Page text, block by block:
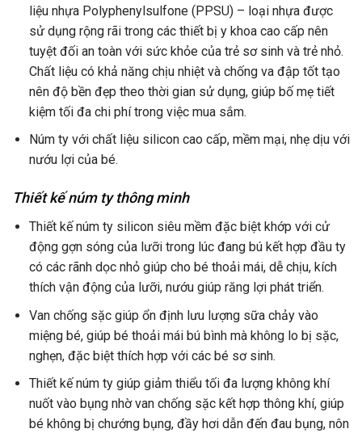
liệu nhựa Polyphenylsulfone (PPSU) – loại nhựa được
sử dụng rộng rãi trong các thiết bị y khoa cao cấp nên
tuyệt đối an toàn với sức khỏe của trẻ sơ sinh và trẻ nhỏ.
Chất liệu có khả năng chịu nhiệt và chống va đập tốt tạo
nên độ bền đẹp theo thời gian sử dụng, giúp bố mẹ tiết
kiệm tối đa chi phí trong việc mua sắm.
Núm ty với chất liệu silicon cao cấp, mềm mại, nhẹ dịu với
nướu lợi của bé.
Thiết kế núm ty thông minh
Thiết kế núm ty silicon siêu mềm đặc biệt khớp với cử
động gợn sóng của lưỡi trong lúc đang bú kết hợp đầu ty
có các rãnh dọc nhỏ giúp cho bé thoải mái, dễ chịu, kích
thích vận động của lưỡi, nướu giúp răng lợi phát triển.
Van chống sặc giúp ổn định lưu lượng sữa chảy vào
miệng bé, giúp bé thoải mái bú bình mà không lo bị sặc,
nghẹn, đặc biệt thích hợp với các bé sơ sinh.
Thiết kế núm ty giúp giảm thiểu tối đa lượng không khí
nuốt vào bụng nhờ van chống sặc kết hợp thông khí, giúp
bé không bị chướng bụng, đầy hơi dẫn đến đau bụng, nôn